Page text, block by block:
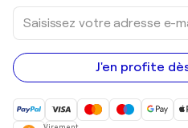
Saisissez
votre
adresse
e-
mail
J'en profite